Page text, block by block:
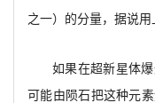
之一） 的分量，据说用
如果在超新星体
可能由陨石把这种元